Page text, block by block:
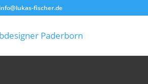
info@lukas-fischer.de